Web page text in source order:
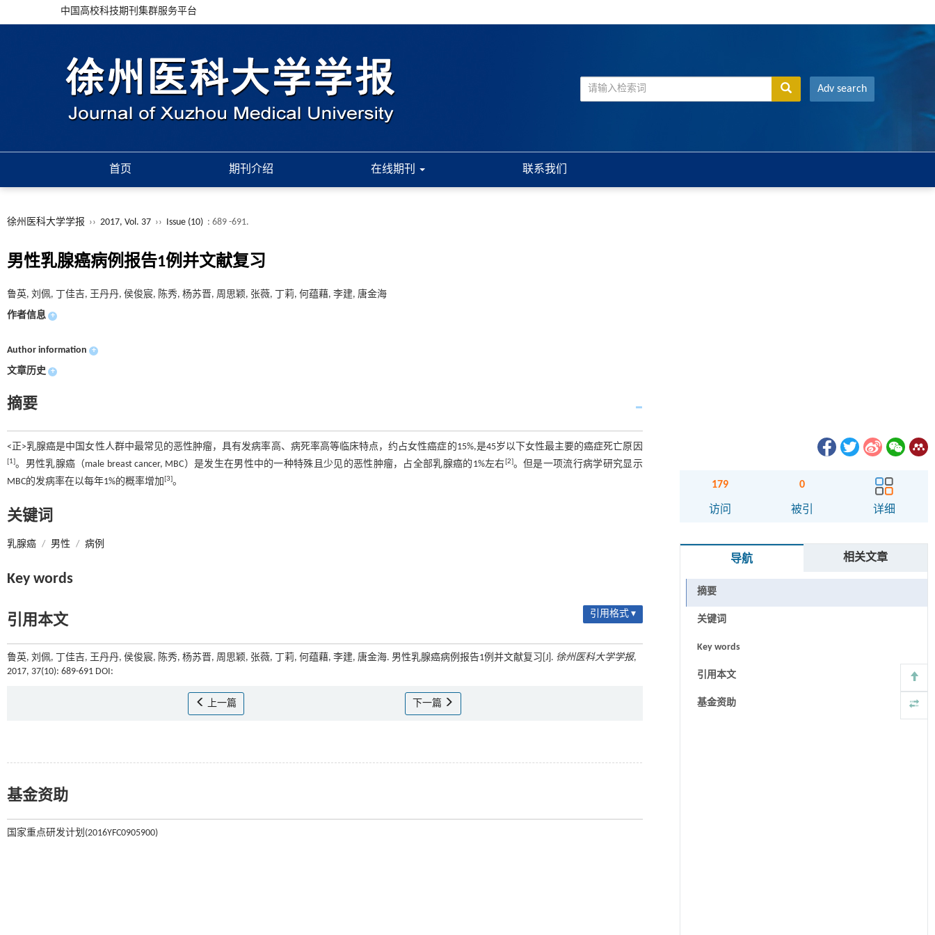
中国高校科技期刊集群服务平台
Adv search
首页 期刊介绍 在线期刊 联系我们
徐州医科大学学报 ›› 2017, Vol. 37 ›› Issue (10) : 689 -691.
男性乳腺癌病例报告1例并文献复习
鲁英, 刘佩, 丁佳吉, 王丹丹, 侯俊宸, 陈秀, 杨苏晋, 周思颖, 张薇, 丁莉, 何蕴藉, 李建, 唐金海
作者信息 +
Author information +
文章历史 +
摘要
<正>乳腺癌是中国女性人群中最常见的恶性肿瘤，具有发病率高、病死率高等临床特点，约占女性癌症的15%,是45岁以下女性最主要的癌症死亡原因
[1]。男性乳腺癌（male breast cancer, MBC）是发生在男性中的一种特殊且少见的恶性肿瘤，占全部乳腺癌的1%左右[2]。但是一项流行病学研究显示
MBC的发病率在以每年1%的概率增加 [3]。
关键词
乳腺癌 / 男性 / 病例
Key words
引用本文 引用格式 ▾
鲁英, 刘佩, 丁佳吉, 王丹丹, 侯俊宸, 陈秀, 杨苏晋, 周思颖, 张薇, 丁莉, 何蕴藉, 李建, 唐金海. 男性乳腺癌病例报告1例并文献复习[J]. 徐州医科大学学报,
2017, 37(10): 689-691 DOI:
上一篇 下一篇
基金资助
国家重点研发计划(2016YFC0905900)
179
访问
0
被引 详细
导航 相关文章
摘要
关键词
Key words
引用本文
基金资助